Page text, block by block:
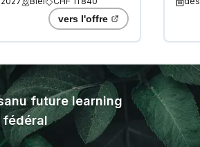
vers l'offre
future learning
fédéral